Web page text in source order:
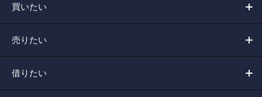
買いたい
売りたい
借りたい